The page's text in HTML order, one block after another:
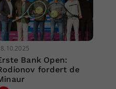
Bank Open:
fordert de